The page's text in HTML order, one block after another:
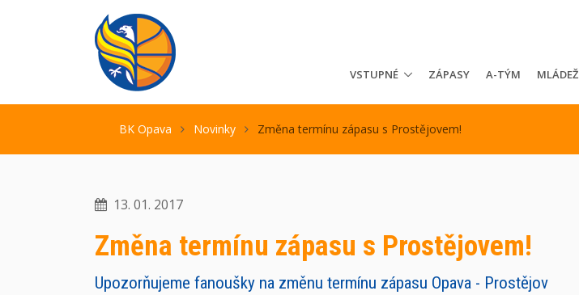
VSTUPNÉ ZÁPASY A-TÝM MLÁDEŽ
BK Opava Novinky Změna termínu zápasu s Prostějovem!
13. 01. 2017
Změna termínu zápasu s Prostějovem!
Upozorňujeme fanoušky na změnu termínu zápasu Opava - Prostějov